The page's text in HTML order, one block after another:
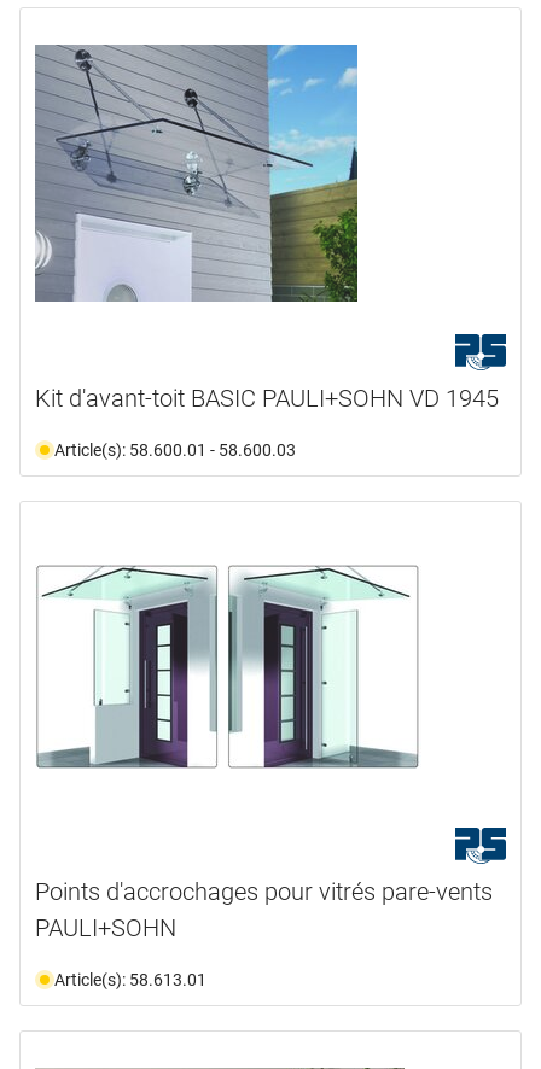
Kit d'avant-toit BASIC PAULI+SOHN VD 1945
Article(s): 58.600.01 - 58.600.03
Points d'accrochages pour vitrés pare-vents
PAULI+SOHN
Article(s): 58.613.01